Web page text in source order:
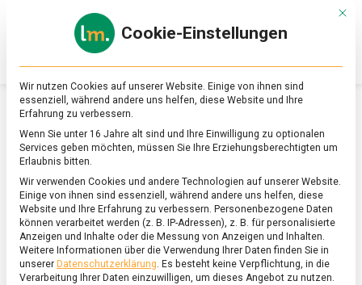
Online-
Magazin
zu
&
Ernährung
SCHLAGWORT:VANILLA
Mit
Cookie-Einstellungen
Wir nutzen Cookies auf unserer Website. Einige von ihnen sind
essenziell, während andere uns helfen, diese Website und Ihre
Erfahrung zu verbessern.
Wenn Sie unter 16 Jahre alt sind und Ihre Einwilligung zu optionalen
Services geben möchten, müssen Sie Ihre Erziehungsberechtigten um
Erlaubnis bitten.
Wir verwenden Cookies und andere Technologien auf unserer Website.
Einige von ihnen sind essenziell, während andere uns helfen, diese
Website und Ihre Erfahrung zu verbessern. Personenbezogene Daten
können verarbeitet werden (z. B. IP-Adressen), z. B. für personalisierte
Anzeigen und Inhalte oder die Messung von Anzeigen und Inhalten.
Weitere Informationen über die Verwendung Ihrer Daten finden Sie in
unserer Datenschutzerklärung. Es besteht keine Verpflichtung, in die
Verarbeitung Ihrer Daten einzuwilligen, um dieses Angebot zu nutzen.